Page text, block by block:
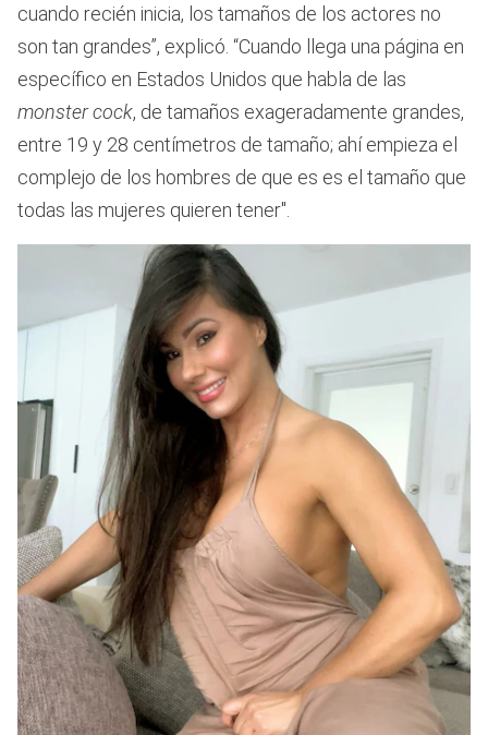
cuando recién inicia, los tamaños de los actores no
son tan grandes”, explicó. “Cuando llega una página en
específico en Estados Unidos que habla de las
monster cock, de tamaños exageradamente grandes,
entre 19 y 28 centímetros de tamaño; ahí empieza el
complejo de los hombres de que es es el tamaño que
todas las mujeres quieren tener".